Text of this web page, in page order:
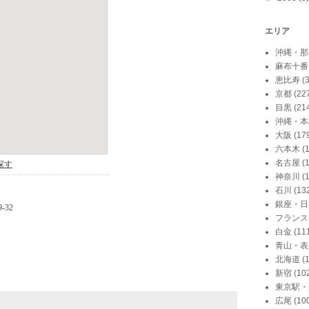
エリア
沖縄・
麻布十番
恵比寿
京都
目黒
沖縄・
大阪
六本木
名古屋
神奈川
石川
銀座・
フランス
白金
青山・
北海道
新宿
東京駅
広尾